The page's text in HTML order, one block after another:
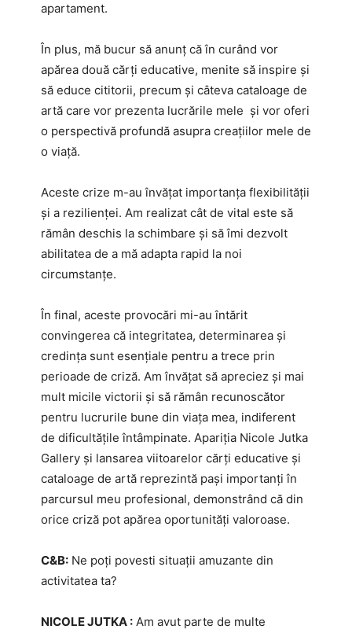
apartament.
În plus, mă bucur să anunț că în curând vor
apărea două cărți educative, menite să inspire și
să educe cititorii, precum și câteva cataloage de
artă care vor prezenta lucrările mele și vor oferi
o perspectivă profundă asupra creațiilor mele de
o viață.
Aceste crize m-au învățat importanța flexibilității
și a rezilienței. Am realizat cât de vital este să
rămân deschis la schimbare și să îmi dezvolt
abilitatea de a mă adapta rapid la noi
circumstanțe.
În final, aceste provocări mi-au întărit
convingerea că integritatea, determinarea și
credința sunt esențiale pentru a trece prin
perioade de criză. Am învățat să apreciez și mai
mult micile victorii și să rămân recunoscător
pentru lucrurile bune din viața mea, indiferent
de dificultățile întâmpinate. Apariția Nicole Jutka
Gallery și lansarea viitoarelor cărți educative și
cataloage de artă reprezintă pași importanți în
parcursul meu profesional, demonstrând că din
orice criză pot apărea oportunități valoroase.
C&B: Ne poți povesti situații amuzante din
activitatea ta?
NICOLE JUTKA : Am avut parte de multe